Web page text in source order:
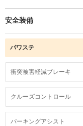
安全装備
パワステ
衝突被害軽減ブレーキ
クルーズコントロール
パーキングアシスト